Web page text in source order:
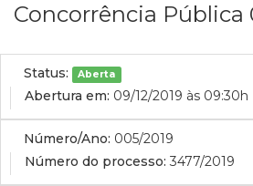
Concorrência Pública
Status: Aberta
Abertura em: 09/12/2019 às 09:30h
Número/Ano: 005/2019
Número do processo: 3477/2019